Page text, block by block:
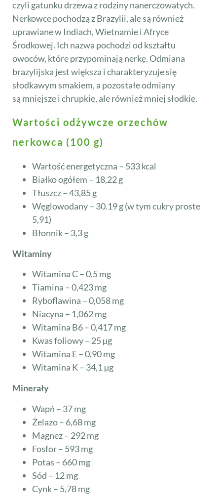
czyli gatunku drzewa z rodziny nanerczowatych.
Nerkowce pochodzą z Brazylii, ale są również
uprawiane w Indiach, Wietnamie i Afryce
Środkowej. Ich nazwa pochodzi od kształtu
owoców, które przypominają nerkę. Odmiana
brazylijska jest większa i charakteryzuje się
słodkawym smakiem, a pozostałe odmiany
są mniejsze i chrupkie, ale również mniej słodkie.
Wartości odżywcze orzechów
nerkowca (100 g)
Wartość energetyczna – 533 kcal
Białko ogółem – 18,22 g
Tłuszcz – 43,85 g
Węglowodany – 30.19 g (w tym cukry proste
5,91)
Błonnik – 3,3 g
Witaminy
Witamina C – 0,5 mg
Tiamina – 0,423 mg
Ryboflawina – 0,058 mg
Niacyna – 1,062 mg
Witamina B6 – 0,417 mg
Kwas foliowy – 25 µg
Witamina E – 0,90 mg
Witamina K – 34,1 µg
Minerały
Wapń – 37 mg
Żelazo – 6,68 mg
Magnez – 292 mg
Fosfor – 593 mg
Potas – 660 mg
Sód – 12 mg
Cynk – 5,78 mg